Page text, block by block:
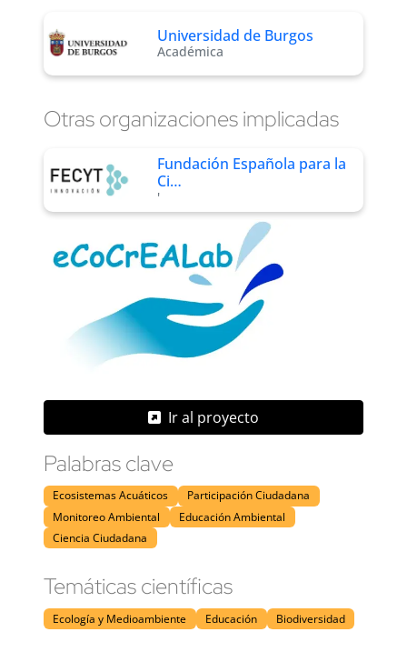
Universidad de Burgos
Académica
Otras organizaciones implicadas
Fundación Española para la
Ci…
'
Ir al proyecto
Palabras clave
Ecosistemas Acuáticos
Participación Ciudadana
Monitoreo Ambiental
Educación Ambiental
Ciencia Ciudadana
Temáticas científicas
Ecología y Medioambiente Educación Biodiversidad